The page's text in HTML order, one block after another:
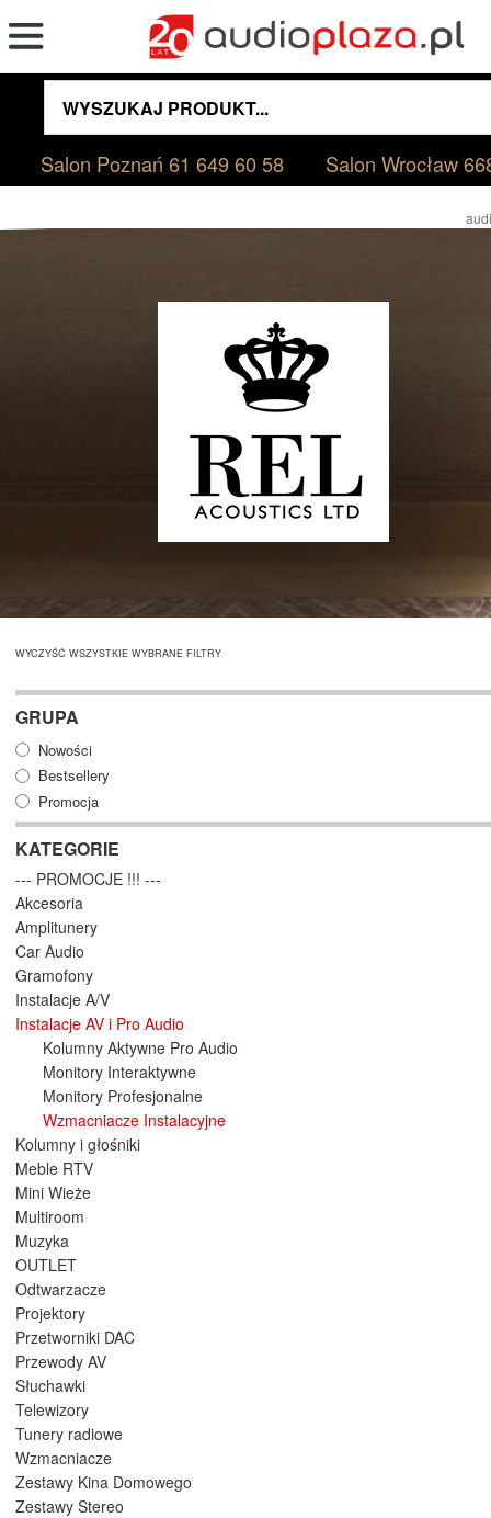
Salon Poznań61 649 60 58 Salon Wrocław
WYCZYŚĆ WSZYSTKIE WYBRANE FILTRY
GRUPA
Nowości
Bestsellery
Promocja
KATEGORIE
--- PROMOCJE !!! ---
Akcesoria
Amplitunery
Car Audio
Gramofony
Instalacje A/V
Instalacje AV i Pro Audio
Kolumny Aktywne Pro Audio
Monitory Interaktywne
Monitory Profesjonalne
Wzmacniacze Instalacyjne
Kolumny i głośniki
Meble RTV
Mini Wieże
Multiroom
Muzyka
OUTLET
Odtwarzacze
Projektory
Przetworniki DAC
Przewody AV
Słuchawki
Telewizory
Tunery radiowe
Wzmacniacze
Zestawy Kina Domowego
Zestawy Stereo